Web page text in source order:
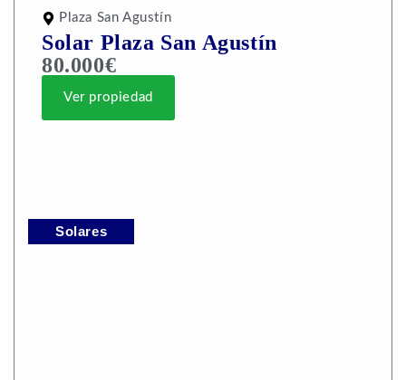
Plaza San Agustín
Solar Plaza San Agustín
80.000€
Ver propiedad
Solares